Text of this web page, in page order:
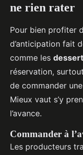
ne rien rater
Pour bien profiter
d’anticipation fait
comme les
réservation,
de commander
Mieux vaut s’y
l’avance.
Commander à
Les producteurs